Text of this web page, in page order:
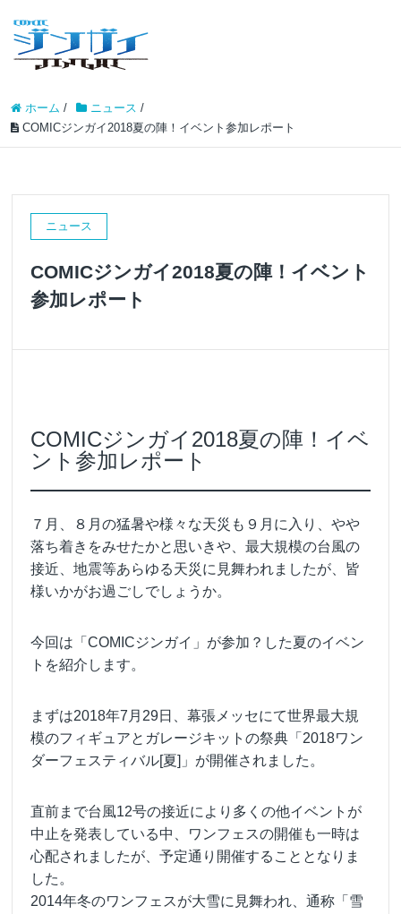
ホーム / ニュース /
COMICジンガイ2018夏の陣！イベント参加レポート
ニュース
COMICジンガイ2018夏の陣！イベント
参加レポート
COMICジンガイ2018夏の陣！イベ
ント参加レポート
７月、８月の猛暑や様々な天災も９月に入り、やや
落ち着きをみせたかと思いきや、最大規模の台風の
接近、地震等あらゆる天災に見舞われましたが、皆
様いかがお過ごしでしょうか。
今回は「COMICジンガイ」が参加？した夏のイベン
トを紹介します。
まずは2018年7月29日、幕張メッセにて世界最大規
模のフィギュアとガレージキットの祭典「2018ワン
ダーフェスティバル[夏]」が開催されました。
直前まで台風12号の接近により多くの他イベントが
中止を発表している中、ワンフェスの開催も一時は
心配されましたが、予定通り開催することとなりま
した。
2014年冬のワンフェスが大雪に見舞われ、通称「雪